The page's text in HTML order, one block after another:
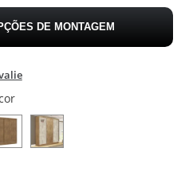
DE MONTAGEM